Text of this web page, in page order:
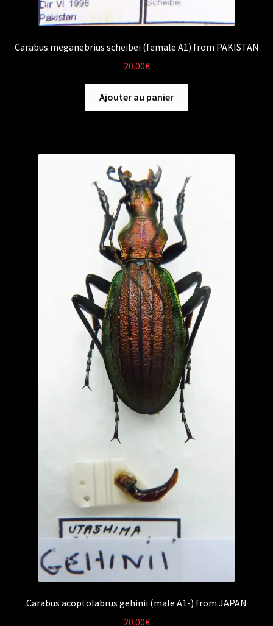
Carabus meganebrius scheibei (female A1) from PAKISTAN
20.00€
Ajouter au panier
Carabus acoptolabrus gehinii (male A1-) from JAPAN
20.00€